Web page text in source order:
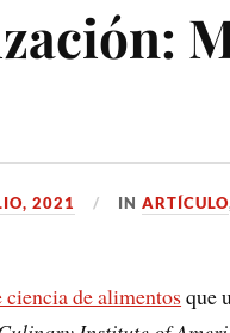
2021 INARTÍCULO
ciencia de alimentos que